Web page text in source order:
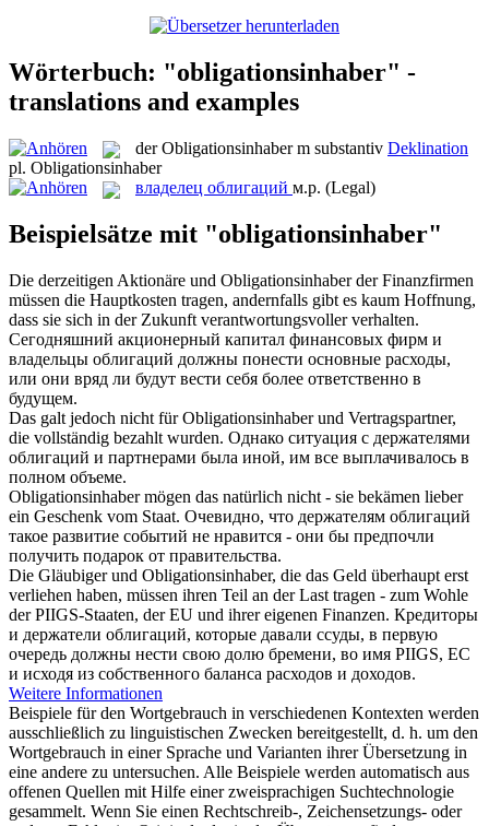
Wörterbuch: "obligationsinhaber" -
translations and examples
derObligationsinhaber m substantiv Deklination
pl. Obligationsinhaber
владелец облигаций м.р. (Legal)
Beispielsätze mit "obligationsinhaber"
Die derzeitigen Aktionäre und Obligationsinhaberder Finanzfirmen
müssen die Hauptkosten tragen, andernfalls gibt es kaum Hoffnung,
dass sie sich in der Zukunft verantwortungsvoller verhalten.
Сегодняшний акционерный капитал финансовых фирм и
владельцы облигаций должны понести основные расходы,
или они вряд ли будут вести себя более ответственно в
будущем.
Das galt jedoch nicht fürObligationsinhaberund Vertragspartner,
die vollständig bezahlt wurden. Однако ситуация с держателями
облигаций и партнерами была иной, им все выплачивалось в
полном объеме.
Obligationsinhabermögen das natürlich nicht - sie bekämen lieber
ein Geschenk vom Staat. Очевидно, что держателям облигаций
такое развитие событий не нравится - они бы предпочли
получить подарок от правительства.
Die Gläubiger und Obligationsinhaber, die das Geld überhaupt erst
verliehen haben, müssen ihren Teil an der Last tragen - zum Wohle
der PIIGS-Staaten, der EU und ihrer eigenen Finanzen. Кредиторы
и держатели облигаций, которые давали ссуды, в первую
очередь должны нести свою долю бремени, во имя PIIGS, ЕС
и исходя из собственного баланса расходов и доходов.
Weitere Informationen
Beispiele für den Wortgebrauch in verschiedenen Kontexten werden
ausschließlich zu linguistischen Zwecken bereitgestellt, d. h. um den
Wortgebrauch in einer Sprache und Varianten ihrer Übersetzung in
eine andere zu untersuchen. Alle Beispiele werden automatisch aus
offenen Quellen mit Hilfe einer zweisprachigen Suchtechnologie
gesammelt. Wenn Sie einen Rechtschreib-, Zeichensetzungs- oder